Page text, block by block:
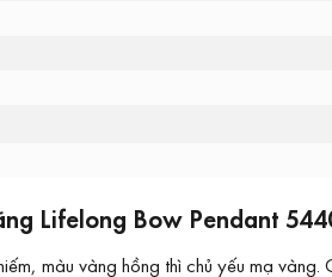
Lifelong Bow Pendant
màu vàng hồng thì chủ yếu mạ